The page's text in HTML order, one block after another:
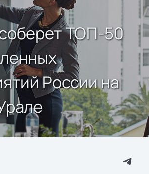
ТОП-50
России на